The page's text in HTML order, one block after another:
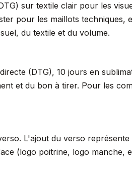
sur textile clair pour les
pour les maillots techniques,
du textile et du volume.
(DTG), 10 jours en
et du bon à tirer. Pour les
L'ajout du verso représente
(logo poitrine, logo manche,